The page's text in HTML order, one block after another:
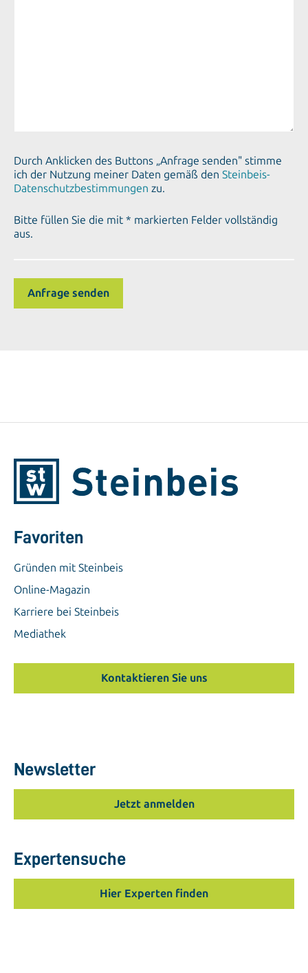
Durch Anklicken des Buttons „Anfrage senden" stimme
ich der Nutzung meiner Daten gemäß den Steinbeis-
Datenschutzbestimmungen zu.
Bitte füllen Sie die mit * markierten Felder vollständig
aus.
Favoriten
Gründen mit Steinbeis
Online-Magazin
Karriere bei Steinbeis
Mediathek
Kontaktieren Sie uns
Newsletter
Jetzt anmelden
Expertensuche
Hier Experten finden